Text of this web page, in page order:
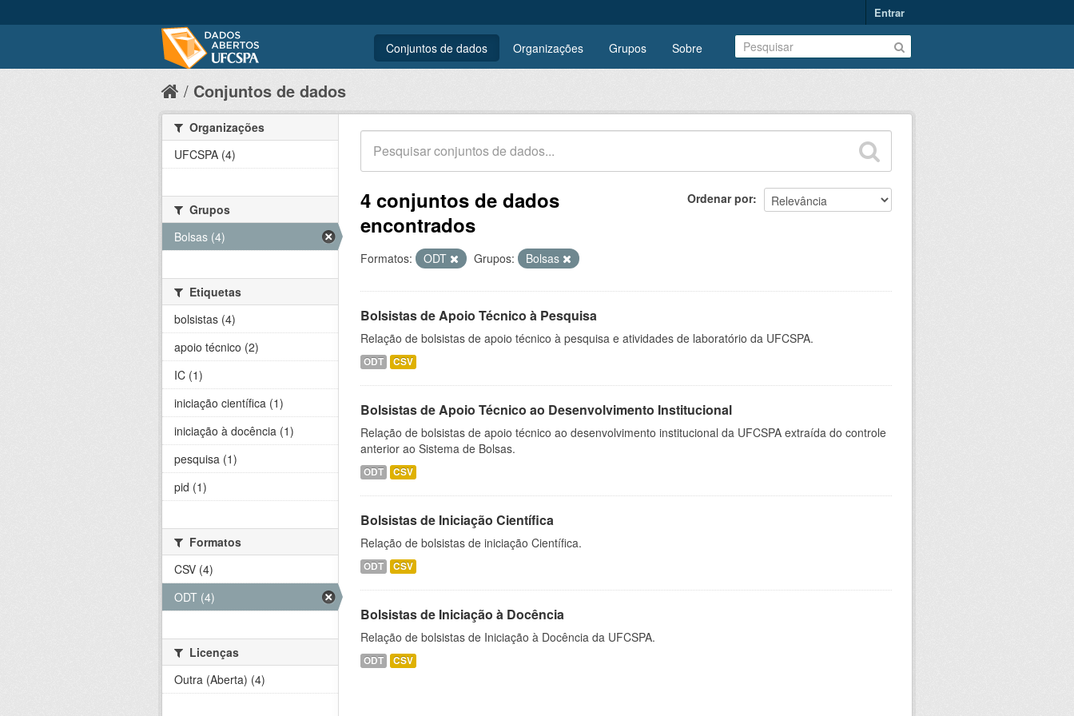
Entrar
Conjuntos de dados Organizações Grupos Sobre
Conjuntos de dados
Ordenar por
4 conjuntos de dados
encontrados
Formatos: ODT Grupos: Bolsas
Bolsistas de Apoio Técnico à Pesquisa
Relação de bolsistas de apoio técnico à pesquisa e atividades de laboratório da UFCSPA.
ODT CSV
Bolsistas de Apoio Técnico ao Desenvolvimento Institucional
Relação de bolsistas de apoio técnico ao desenvolvimento institucional da UFCSPA extraída do controle
anterior ao Sistema de Bolsas.
ODT CSV
Bolsistas de Iniciação Científica
Relação de bolsistas de iniciação Científica.
ODT CSV
Bolsistas de Iniciação à Docência
Relação de bolsistas de Iniciação à Docência da UFCSPA.
ODT CSV
Organizações
UFCSPA (4)
Grupos
Bolsas (4)
Etiquetas
bolsistas (4)
apoio técnico (2)
IC (1)
iniciação científica (1)
iniciação à docência (1)
pesquisa (1)
pid (1)
Formatos
CSV (4)
ODT (4)
Licenças
Outra (Aberta) (4)